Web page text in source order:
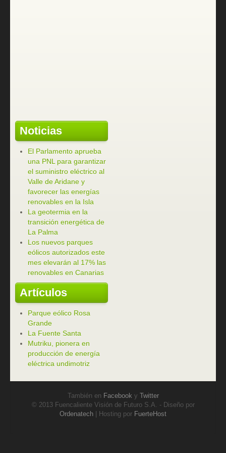
Noticias
El Parlamento aprueba
una PNL para garantizar
el suministro eléctrico al
Valle de Aridane y
favorecer las energías
renovables en la Isla
La geotermia en la
transición energética de
La Palma
Los nuevos parques
eólicos autorizados este
mes elevarán al 17% las
renovables en Canarias
Artículos
Parque eólico Rosa
Grande
La Fuente Santa
Mutriku, pionera en
producción de energía
eléctrica undimotriz
También en Facebook y Twitter
© 2013 Fuencaliente Visión de Futuro S.A. - Diseño por
Ordenatech | Hosting por FuerteHost